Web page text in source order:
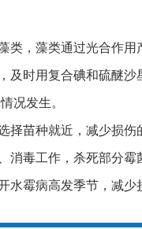
类，藻类通过光合作
及时用复合碘和硫醚
况发生。
择苗种就近，减少损伤
消毒工作，杀死部分
水霉病高发季节，减少